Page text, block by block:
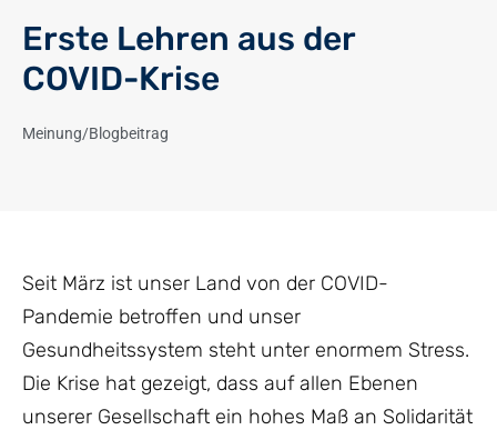
Erste Lehren aus der
COVID-Krise
Meinung/Blogbeitrag
Seit März ist unser Land von der COVID-
Pandemie betroffen und unser
Gesundheitssystem steht unter enormem Stress.
Die Krise hat gezeigt, dass auf allen Ebenen
unserer Gesellschaft ein hohes Maß an Solidarität